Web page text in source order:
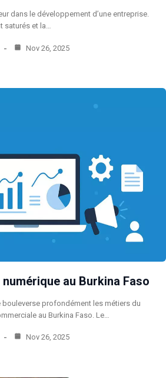
dans le développement d’une entreprise.
saturés et la…
Nov 26, 2025
au Burkina Faso
profondément les métiers du
au Burkina Faso. Le…
Nov 26, 2025